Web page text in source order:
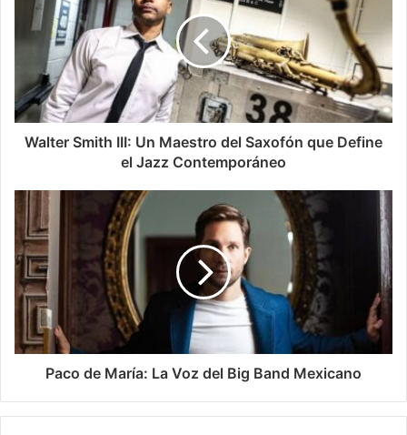
Walter Smith III: Un Maestro del Saxofón que Define
el Jazz Contemporáneo
Paco de María: La Voz del Big Band Mexicano